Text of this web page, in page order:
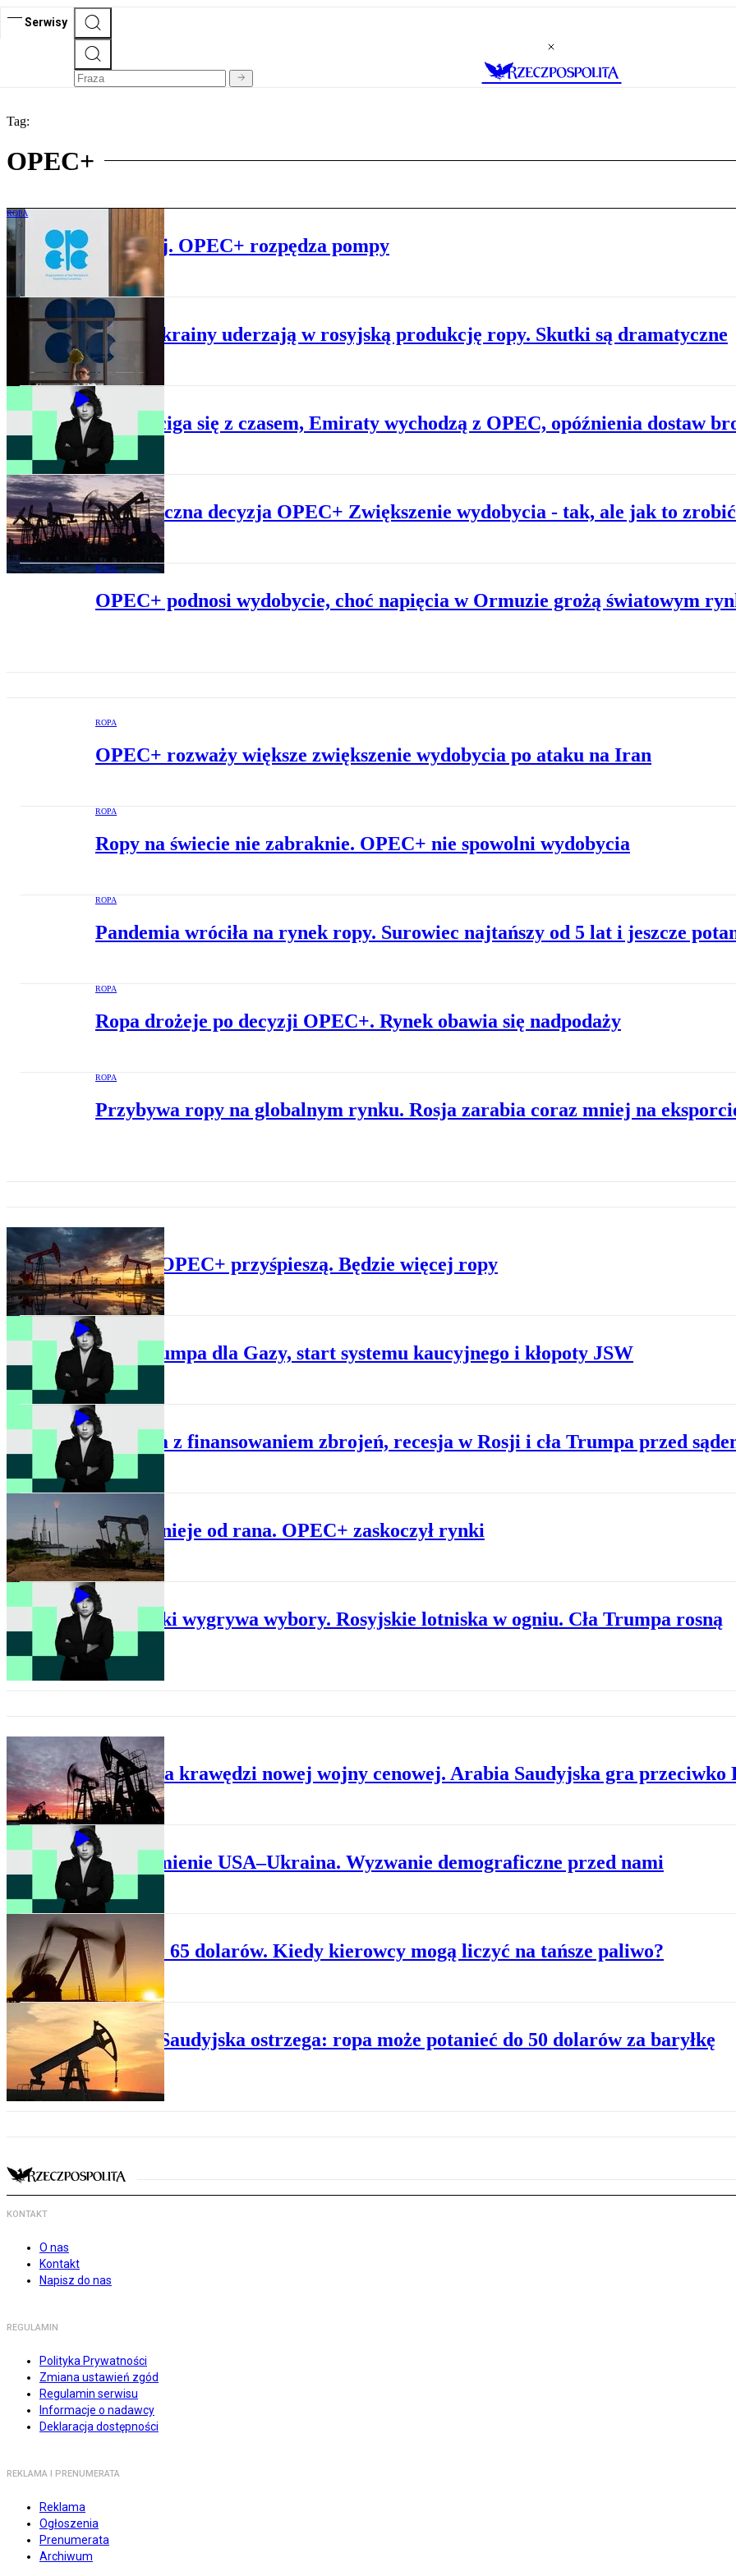
Serwisy
Tag:
OPEC+
ROPA
Ropy będzie więcej. OPEC+ rozpędza pompy
ROPA
Ataki Ukrainy uderzają w rosyjską produkcję ropy. Skutki są dramatyczne
SAFE ściga się z czasem, Emiraty wychodzą z OPEC, opóźnienia dostaw
ROPA
Symboliczna decyzja OPEC+ Zwiększenie wydobycia - tak, ale jak to
ROPA
OPEC+ podnosi wydobycie, choć napięcia w Ormuzie grożą światowym
ROPA
OPEC+ rozważy większe zwiększenie wydobycia po ataku na Iran
ROPA
Ropy na świecie nie zabraknie. OPEC+ nie spowolni wydobycia
ROPA
Pandemia wróciła na rynek ropy. Surowiec najtańszy od 5 lat i jeszcze
ROPA
Ropa drożeje po decyzji OPEC+. Rynek obawia się nadpodaży
ROPA
Przybywa ropy na globalnym rynku. Rosja zarabia coraz mniej na
Pompy OPEC+ przyśpieszą. Będzie więcej ropy
Plan Trumpa dla Gazy, start systemu kaucyjnego i kłopoty JSW
Problem z finansowaniem zbrojeń, recesja w Rosji i cła Trumpa przed
Ropa tanieje od rana. OPEC+ zaskoczył rynki
Nawrocki wygrywa wybory. Rosyjskie lotniska w ogniu. Cła Trumpa rosną
ROPA
Rynek na krawędzi nowej wojny cenowej. Arabia Saudyjska gra przeciwko
Porozumienie USA–Ukraina. Wyzwanie demograficzne przed nami
Ropa po 65 dolarów. Kiedy kierowcy mogą liczyć na tańsze paliwo?
Arabia Saudyjska ostrzega: ropa może potanieć do 50 dolarów za baryłkę
KONTAKT
O nas
Kontakt
Napisz do nas
REGULAMIN
Polityka Prywatności
Zmiana ustawień zgód
Regulamin serwisu
Informacje o nadawcy
Deklaracja dostępności
REKLAMA I PRENUMERATA
Reklama
Ogłoszenia
Prenumerata
Archiwum